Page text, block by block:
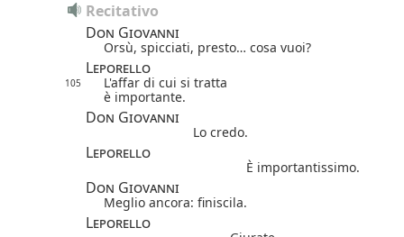
Recitativo
Don Giovanni
Orsù, spicciati, presto… cosa vuoi?
Leporello
105
L'affar di cui si tratta
è importante.
Don Giovanni
Lo credo.
Leporello
È importantissimo.
Don Giovanni
Meglio ancora: finiscila.
Leporello